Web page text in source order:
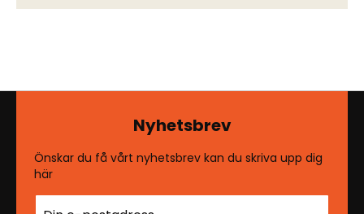
Nyhetsbrev
Önskar du få vårt nyhetsbrev kan du skriva upp dig
här